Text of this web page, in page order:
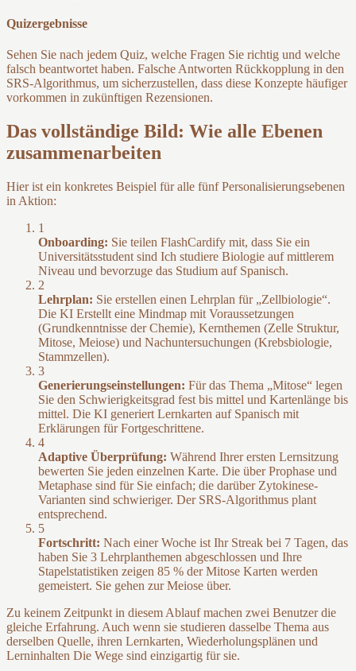
Quizergebnisse
Sehen Sie nach jedem Quiz, welche Fragen Sie richtig und welche
falsch beantwortet haben. Falsche Antworten Rückkopplung in den
SRS-Algorithmus, um sicherzustellen, dass diese Konzepte häufiger
vorkommen in zukünftigen Rezensionen.
Das vollständige Bild: Wie alle Ebenen
zusammenarbeiten
Hier ist ein konkretes Beispiel für alle fünf Personalisierungsebenen
in Aktion:
1
Onboarding: Sie teilen FlashCardify mit, dass Sie ein
Universitätsstudent sind Ich studiere Biologie auf mittlerem
Niveau und bevorzuge das Studium auf Spanisch.
2
Lehrplan: Sie erstellen einen Lehrplan für „Zellbiologie“.
Die KI Erstellt eine Mindmap mit Voraussetzungen
(Grundkenntnisse der Chemie), Kernthemen (Zelle Struktur,
Mitose, Meiose) und Nachuntersuchungen (Krebsbiologie,
Stammzellen).
3
Generierungseinstellungen: Für das Thema „Mitose“ legen
Sie den Schwierigkeitsgrad fest bis mittel und Kartenlänge bis
mittel. Die KI generiert Lernkarten auf Spanisch mit
Erklärungen für Fortgeschrittene.
4
Adaptive Überprüfung: Während Ihrer ersten Lernsitzung
bewerten Sie jeden einzelnen Karte. Die über Prophase und
Metaphase sind für Sie einfach; die darüber Zytokinese-
Varianten sind schwieriger. Der SRS-Algorithmus plant
entsprechend.
5
Fortschritt: Nach einer Woche ist Ihr Streak bei 7 Tagen, das
haben Sie 3 Lehrplanthemen abgeschlossen und Ihre
Stapelstatistiken zeigen 85 % der Mitose Karten werden
gemeistert. Sie gehen zur Meiose über.
Zu keinem Zeitpunkt in diesem Ablauf machen zwei Benutzer die
gleiche Erfahrung. Auch wenn sie studieren dasselbe Thema aus
derselben Quelle, ihren Lernkarten, Wiederholungsplänen und
Lerninhalten Die Wege sind einzigartig für sie.